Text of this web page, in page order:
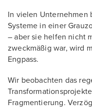
In vielen Unternehmen
Systeme in einer
– aber sie helfen nicht
zweckmäßig war, wird
Engpass.
Wir beobachten das
Fragmentierung.